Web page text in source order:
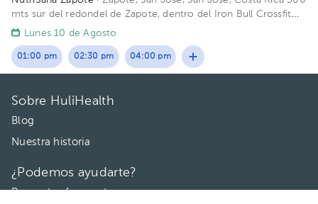
mts sur del redondel de Zapote, dentro del Iron Bull Crossfit
Edificio Crossfit IronBull.
Lunes 10 de Agosto
01:00 pm 02:30 pm 04:00 pm
Sobre HuliHealth
Blog
Nuestra historia
¿Podemos ayudarte?
Preguntas frecuentes